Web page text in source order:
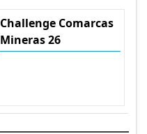
Challenge Comarcas
Mineras 26